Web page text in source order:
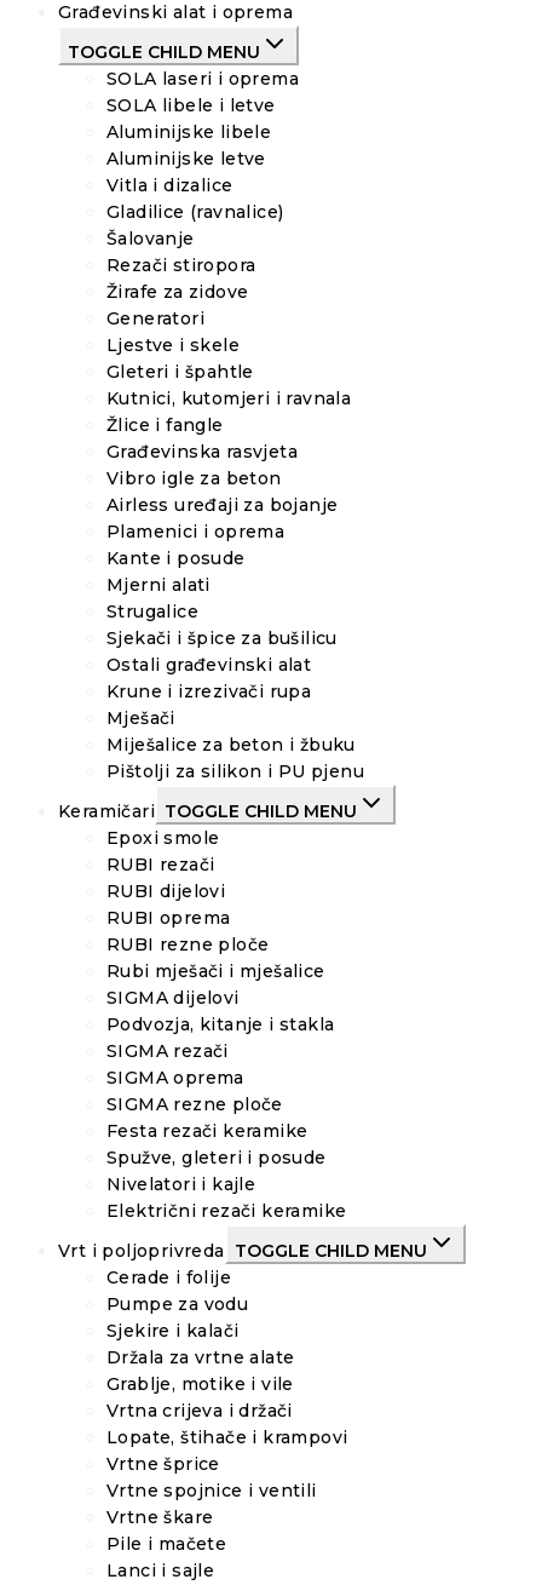
Građevinski alat i oprema
TOGGLE CHILD MENU
SOLA laseri i oprema
SOLA libele i letve
Aluminijske libele
Aluminijske letve
Vitla i dizalice
Gladilice (ravnalice)
Šalovanje
Rezači stiropora
Žirafe za zidove
Generatori
Ljestve i skele
Gleteri i špahtle
Kutnici, kutomjeri i ravnala
Žlice i fangle
Građevinska rasvjeta
Vibro igle za beton
Airless uređaji za bojanje
Plamenici i oprema
Kante i posude
Mjerni alati
Strugalice
Sjekači i špice za bušilicu
Ostali građevinski alat
Krune i izrezivači rupa
Mješači
Miješalice za beton i žbuku
Pištolji za silikon i PU pjenu
Keramičari TOGGLE CHILD MENU
Epoxi smole
RUBI rezači
RUBI dijelovi
RUBI oprema
RUBI rezne ploče
Rubi mješači i mješalice
SIGMA dijelovi
Podvozja, kitanje i stakla
SIGMA rezači
SIGMA oprema
SIGMA rezne ploče
Festa rezači keramike
Spužve, gleteri i posude
Nivelatori i kajle
Električni rezači keramike
Vrt i poljoprivreda
TOGGLE CHILD MENU
Cerade i folije
Pumpe za vodu
Sjekire i kalači
Držala za vrtne alate
Grablje, motike i vile
Vrtna crijeva i držači
Lopate, štihače i krampovi
Vrtne šprice
Vrtne spojnice i ventili
Vrtne škare
Pile i mačete
Lanci i sajle